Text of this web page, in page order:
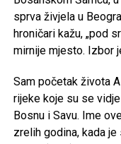
sprva živjela u
hroničari kažu, „pod
mirnije mjesto. Izbor
Sam početak života
rijeke koje su se
Bosnu i Savu. Ime
zrelih godina, kada